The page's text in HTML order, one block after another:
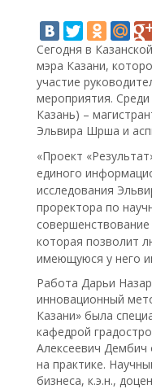
Сегодня в
мэра Казани,
участие
мероприятия.
Казань) –
Эльвира Шрша и
«Проект
единого
исследования
проректора по
которая позволит
имеющуюся у него
Работа Дарьи
инновационный
Казани» была
кафедрой
Алексеевич Дембич
на практике.
бизнеса, к.э.н.,